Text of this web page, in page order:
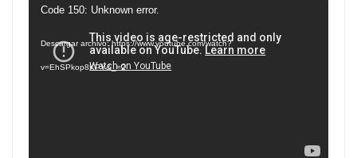
Reproductor
vídeo
Code 150: Unknown error.
Descargar archivo: https://www.youtube.com/watch?
v=EhSPkop8KPY&_=2